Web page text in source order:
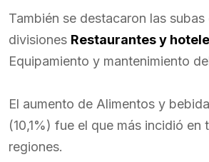
También se destacaron las subas
divisiones Restaurantes y
Equipamiento y mantenimiento
El aumento de Alimentos y
(10,1%) fue el que más incidió en
regiones.